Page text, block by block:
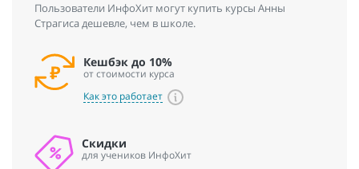
Пользователи ИнфоХит могут купить курсы Анны
Страгиса дешевле, чем в школе.
Кешбэк до 10%
от стоимости курса
Как это работает
Скидки
для учеников ИнфоХит